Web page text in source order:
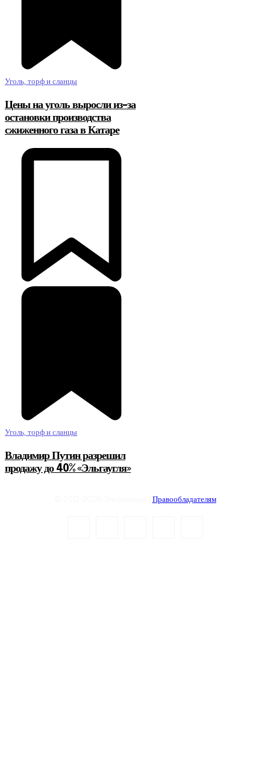
Уголь, торф и сланцы
Цены на уголь выросли из-за
остановки производства
сжиженного газа в Катаре
Уголь, торф и сланцы
Владимир Путин разрешил
продажу до 40% «Эльгаугля»
Правообладателям